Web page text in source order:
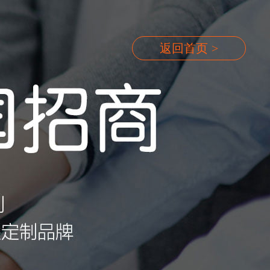
返回首页 >